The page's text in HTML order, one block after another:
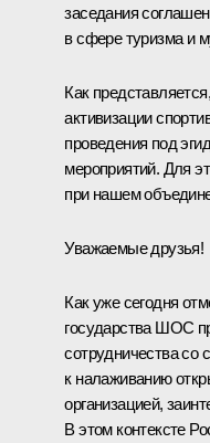
заседания
в сфере туризма и
Как
активизации
проведения под
мероприятий. Для
при нашем
Уважаемые друзья!
Как уже сегодня
государства ШОС
сотрудничества со
к налаживанию
организацией,
В этом контексте